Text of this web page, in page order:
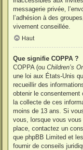
messagerie privée,
l’adhésion à des
vivement conseillée.
Haut
Que signifie COPPA ?
COPPA (ou Children’s
une loi aux États-Unis
recueillir des
obtenir le consentement
la collecte de ces
moins de 13 ans. Si
vous, lorsque vous vous
place, contactez un
que phpBB Limited et
fournir de conseils